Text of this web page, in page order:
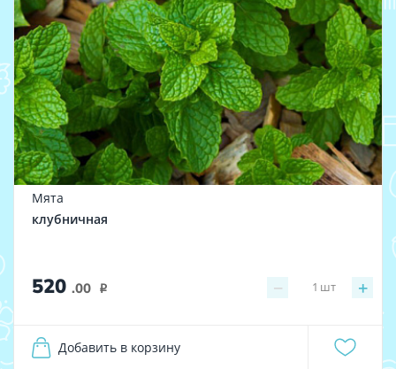
Мята
клубничная
520 .00 i − +
1 шт
Добавить в корзину